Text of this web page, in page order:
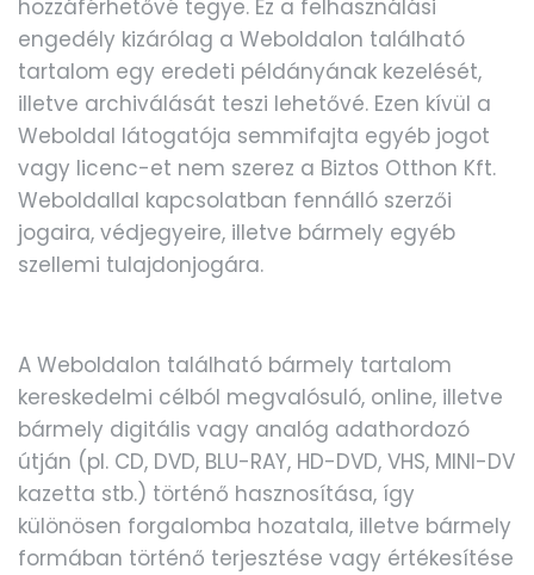
hozzáférhetővé tegye. Ez a felhasználási
engedély kizárólag a Weboldalon található
tartalom egy eredeti példányának kezelését,
illetve archiválását teszi lehetővé. Ezen kívül a
Weboldal látogatója semmifajta egyéb jogot
vagy licenc-et nem szerez a Biztos Otthon Kft.
Weboldallal kapcsolatban fennálló szerzői
jogaira, védjegyeire, illetve bármely egyéb
szellemi tulajdonjogára.
A Weboldalon található bármely tartalom
kereskedelmi célból megvalósuló, online, illetve
bármely digitális vagy analóg adathordozó
útján (pl. CD, DVD, BLU-RAY, HD-DVD, VHS, MINI-DV
kazetta stb.) történő hasznosítása, így
különösen forgalomba hozatala, illetve bármely
formában történő terjesztése vagy értékesítése